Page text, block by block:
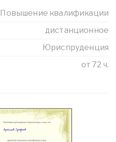
Повышение квалификации
дистанционное
Юриспруденция
от 72 ч.